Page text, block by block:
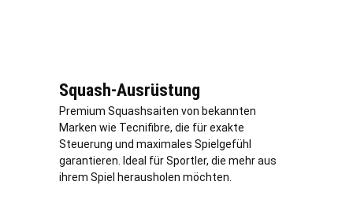
Squash-Ausrüstung
Premium Squashsaiten von bekannten
Marken wie Tecnifibre, die für exakte
Steuerung und maximales Spielgefühl
garantieren. Ideal für Sportler, die mehr aus
ihrem Spiel herausholen möchten.